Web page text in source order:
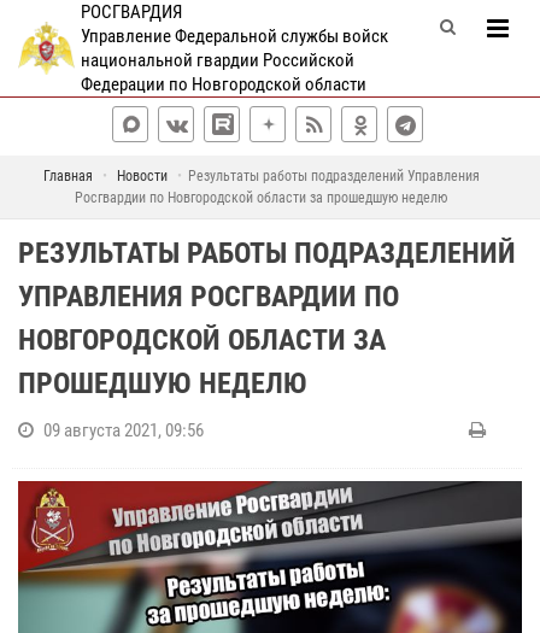
РОСГВАРДИЯ
Управление Федеральной службы войск
национальной гвардии Российской
Федерации по Новгородской области
Главная Новости
Результаты работы подразделений Управления
Росгвардии по Новгородской области за прошедшую неделю
РЕЗУЛЬТАТЫ РАБОТЫ ПОДРАЗДЕЛЕНИЙ
УПРАВЛЕНИЯ РОСГВАРДИИ ПО
НОВГОРОДСКОЙ ОБЛАСТИ ЗА
ПРОШЕДШУЮ НЕДЕЛЮ
09 августа 2021, 09:56